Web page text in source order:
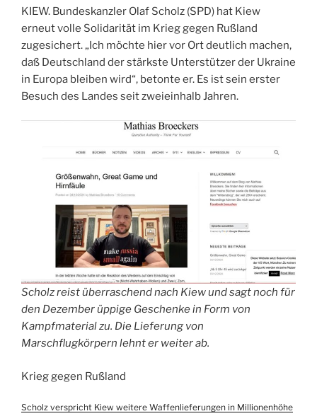
KIEW. Bundeskanzler Olaf Scholz (SPD) hat Kiew
erneut volle Solidarität im Krieg gegen Rußland
zugesichert. „Ich möchte hier vor Ort deutlich machen,
daß Deutschland der stärkste Unterstützer der Ukraine
in Europa bleiben wird“, betonte er. Es ist sein erster
Besuch des Landes seit zweieinhalb Jahren.
Scholz reist überraschend nach Kiew und sagt noch für
den Dezember üppige Geschenke in Form von
Kampfmaterial zu. Die Lieferung von
Marschflugkörpern lehnt er weiter ab.
Krieg gegen Rußland
Scholz verspricht Kiew weitere Waffenlieferungen in Millionenhöhe